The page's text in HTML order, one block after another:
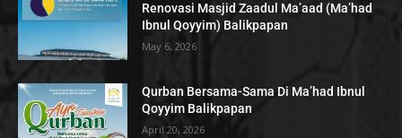
Renovasi Masjid Zaadul Ma’aad (Ma’had
Ibnul Qoyyim) Balikpapan
May 6, 2026
Qurban Bersama-Sama Di Ma’had Ibnul
Qoyyim Balikpapan
April 20, 2026